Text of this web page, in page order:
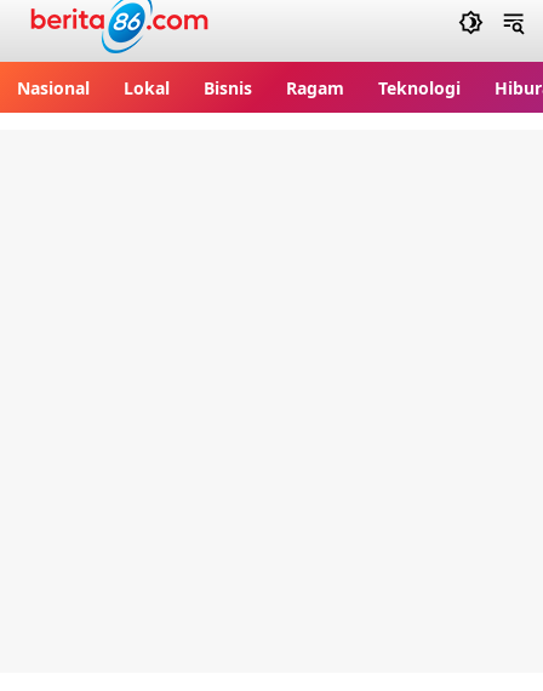
Nasional Lokal Bisnis Ragam Teknologi